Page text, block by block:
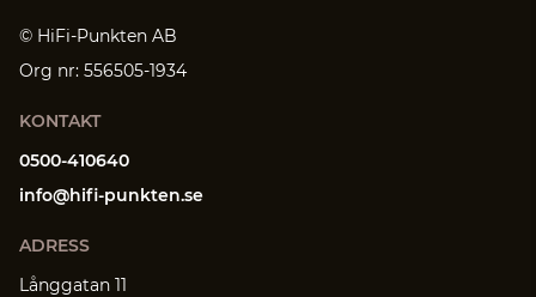
© HiFi-Punkten AB
Org nr: 556505-1934
KONTAKT
0500-410640
info@hifi-punkten.se
ADRESS
Långgatan 11